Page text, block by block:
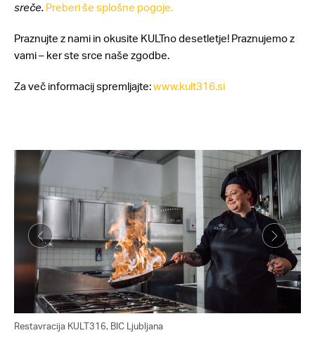
sreče. Preberi še splošne pogoje.
Praznujte z nami in okusite KULTno desetletje! Praznujemo z
vami – ker ste srce naše zgodbe.
Za več informacij spremljajte:www.kult316.si
Restavracija KULT316, BIC Ljubljana